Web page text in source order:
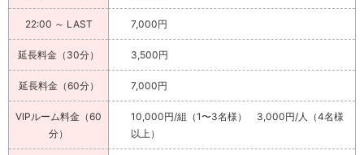
22:00 ～ LAST 7,000円
延長料金（30分） 3,500円
延長料金（60分） 7,000円
VIPルーム料金（60
分）
10,000円/組（1〜3名様） 3,000円/人（4名様
以上）